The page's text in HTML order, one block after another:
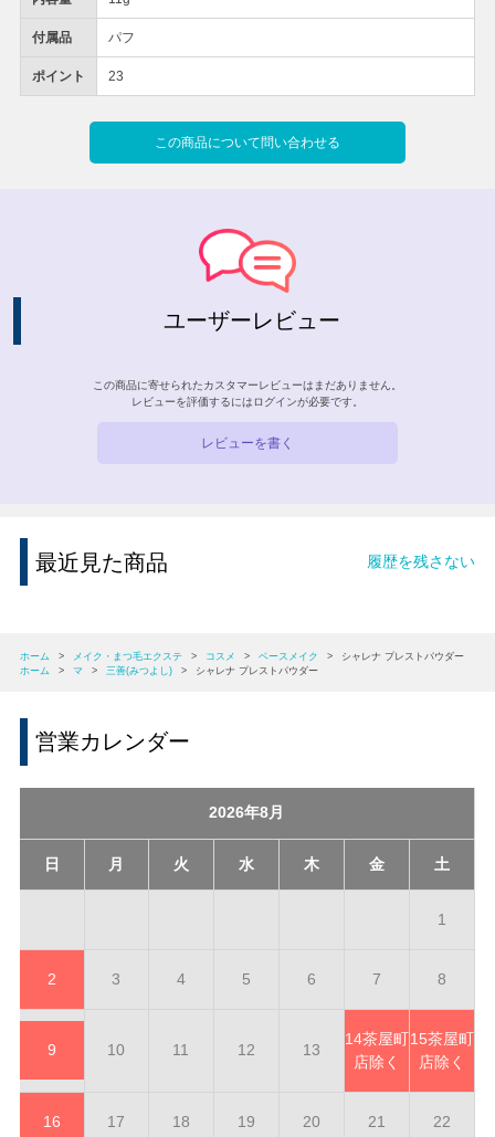
付属品 パフ
ポイント 23
この商品について問い合わせる
ユーザーレビュー
この商品に寄せられたカスタマーレビューはまだありません。
レビューを評価するには ログインが必要です。
レビューを書く
最近見た商品 履歴を残さない
ホーム > メイク・まつ毛エクステ > コスメ > ベースメイク >
シャレナ プレストパウダー
ホーム
> マ > 三善(みつよし) > シャレナ プレストパウダー
営業カレンダー
2026年8月
日 月 火 水 木 金 土
1
2 3 4 5 6 7 8
9 10 11 12 13
14茶屋町
店除く
15茶屋町
店除く
16 17 18 19 20 21 22